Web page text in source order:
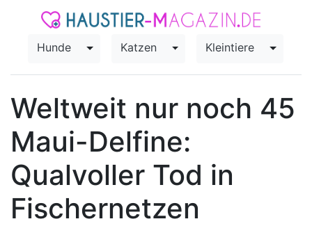
Hunde Toggle Dropdown
Katzen Toggle Dropdown
Kleintiere Toggle
Weltweit nur noch 45
Maui-Delfine:
Qualvoller Tod in
Fischernetzen